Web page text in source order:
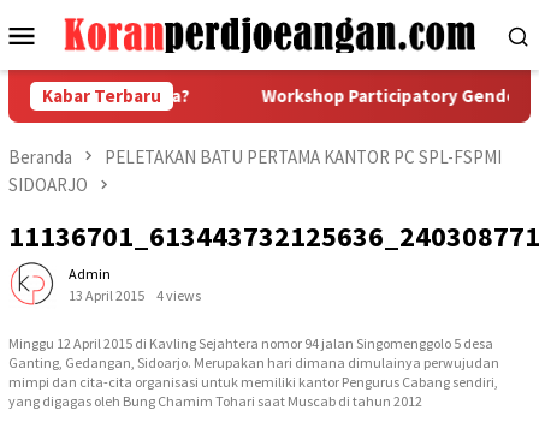
ke
Menu
Mobile
Kabar Terbaru
PHK, Idealnya? Workshop Participatory Gender
Beranda
PELETAKAN BATU PERTAMA KANTOR PC SPL-FSPMI
SIDOARJO
Admin
13 April 2015
4 views
Minggu 12 April 2015 di Kavling Sejahtera nomor 94 jalan Singomenggolo 5 desa
Ganting, Gedangan, Sidoarjo. Merupakan hari dimana dimulainya perwujudan
mimpi dan cita-cita organisasi untuk memiliki kantor Pengurus Cabang sendiri,
yang digagas oleh Bung Chamim Tohari saat Muscab di tahun 2012